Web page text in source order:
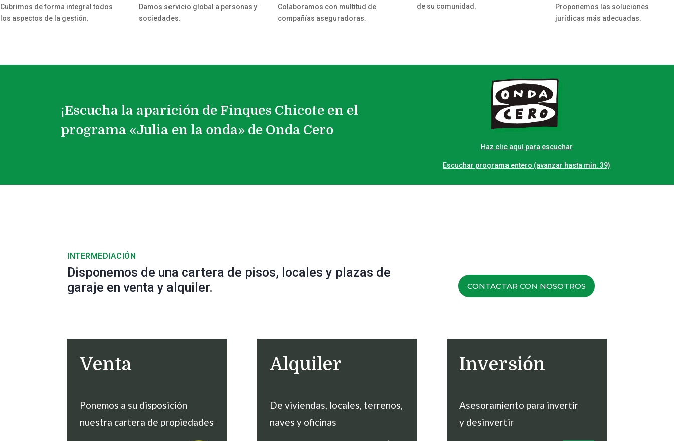
Cubrimos de forma integral todos
los aspectos de la gestión.
Damos servicio global a personas y
sociedades.
Colaboramos con multitud de
compañías aseguradoras.
de su comunidad.
Proponemos las soluciones
jurídicas más adecuadas.
¡Escucha la aparición de Finques Chicote en el
programa «Julia en la onda» de Onda Cero
Haz clic aquí para escuchar
Escuchar programa entero (avanzar hasta min. 39)
INTERMEDIACIÓN
Disponemos de una cartera de pisos, locales y plazas de
garaje en venta y alquiler.
CONTACTAR CON NOSOTROS
Venta
Ponemos a su disposición
nuestra cartera de propiedades
Alquiler
De viviendas, locales, terrenos,
naves y oficinas
Inversión
Asesoramiento para invertir
y desinvertir